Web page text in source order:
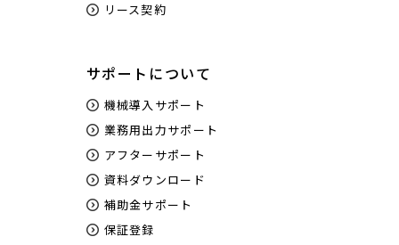
リース契約
サポートについて
機械導入サポート
業務用出力サポート
アフターサポート
資料ダウンロード
補助金サポート
保証登録